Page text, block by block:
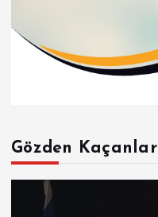
Gözden Kaçanlar